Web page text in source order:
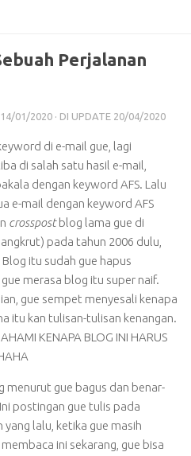
Perjalanan
14/01/2020 · DI UPDATE 20/04/2020
di e-mail gue, lagi
di salah satu hasil e-mail,
dengan keyword AFS. Lalu
e-mail dengan keyword AFS
crosspostblog lama gue di
pada tahun 2006 dulu,
itu sudah gue hapus
merasa blog itu super naif.
gue sempet menyesali kenapa
itu kan tulisan-tulisan kenangan.
KENAPA BLOG INI HARUS
menurut gue bagus dan benar-
postingan gue tulis pada
yang lalu, ketika gue masih
ini sekarang, gue bisa